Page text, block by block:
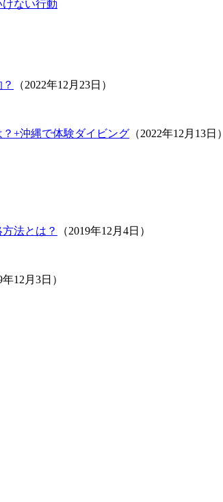
ない行動
（2022年12月23日）
+沖縄で体験ダイビング （2022年12月13日）
法とは？ （2019年12月4日）
年12月3日）